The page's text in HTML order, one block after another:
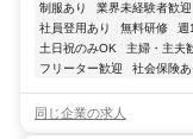
制服あり 業界未経験者歓迎
社員登用あり
無料研修 週
土日祝のみOK
主婦・主夫
フリーター歓迎
社会保険あ
同じ企業の求人